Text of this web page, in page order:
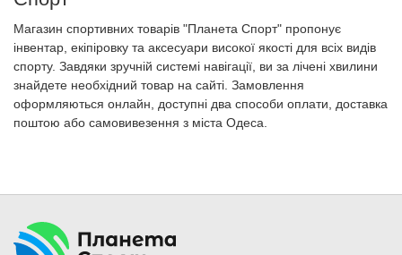
Магазин спортивних товарів "Планета Спорт" пропонує
інвентар, екіпіровку та аксесуари високої якості для всіх видів
спорту. Завдяки зручній системі навігації, ви за лічені хвилини
знайдете необхідний товар на сайті. Замовлення
оформляються онлайн, доступні два способи оплати, доставка
поштою або самовивезення з міста Одеса.